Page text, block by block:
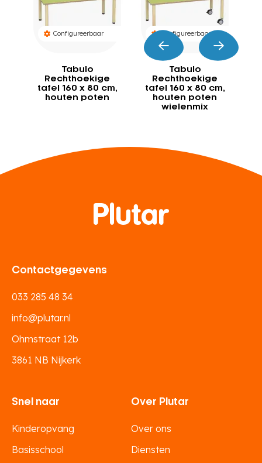
Configureerbaar
Tabulo
Rechthoekige
tafel 160 x 80 cm,
houten poten
Configureerbaar
Tabulo
Rechthoekige
tafel 160 x 80 cm,
houten poten
wielenmix
Contactgegevens
033 285 48 34
info@plutar.nl
Ohmstraat 12b
3861 NB Nijkerk
Snel naar
Kinderopvang
Basisschool
Over Plutar
Over ons
Diensten